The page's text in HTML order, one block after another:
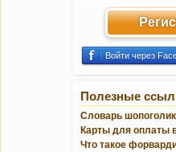
Войти через
Полезные
Словарь
Карты для оплаты
Что такое